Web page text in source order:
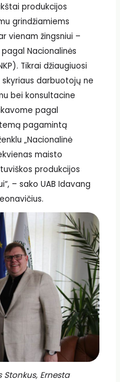
produkcijos
grindžiamiems
vienam žingsniui –
Nacionalinės
Tikrai džiaugiuosi
darbuotojų ne
bei konsultacine
pagal
pagamintą
„Nacionalinė
maisto
produkcijos
– sako UAB Idavang
Ernesta